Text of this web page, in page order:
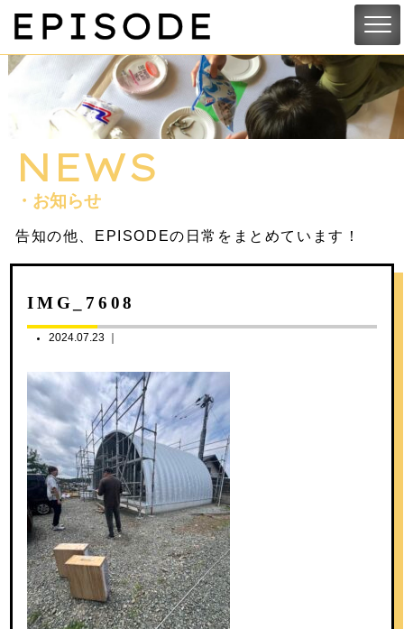
NEWS
・お知らせ
告知の他、EPISODEの日常をまとめています！
IMG_7608
2024.07.23 ｜